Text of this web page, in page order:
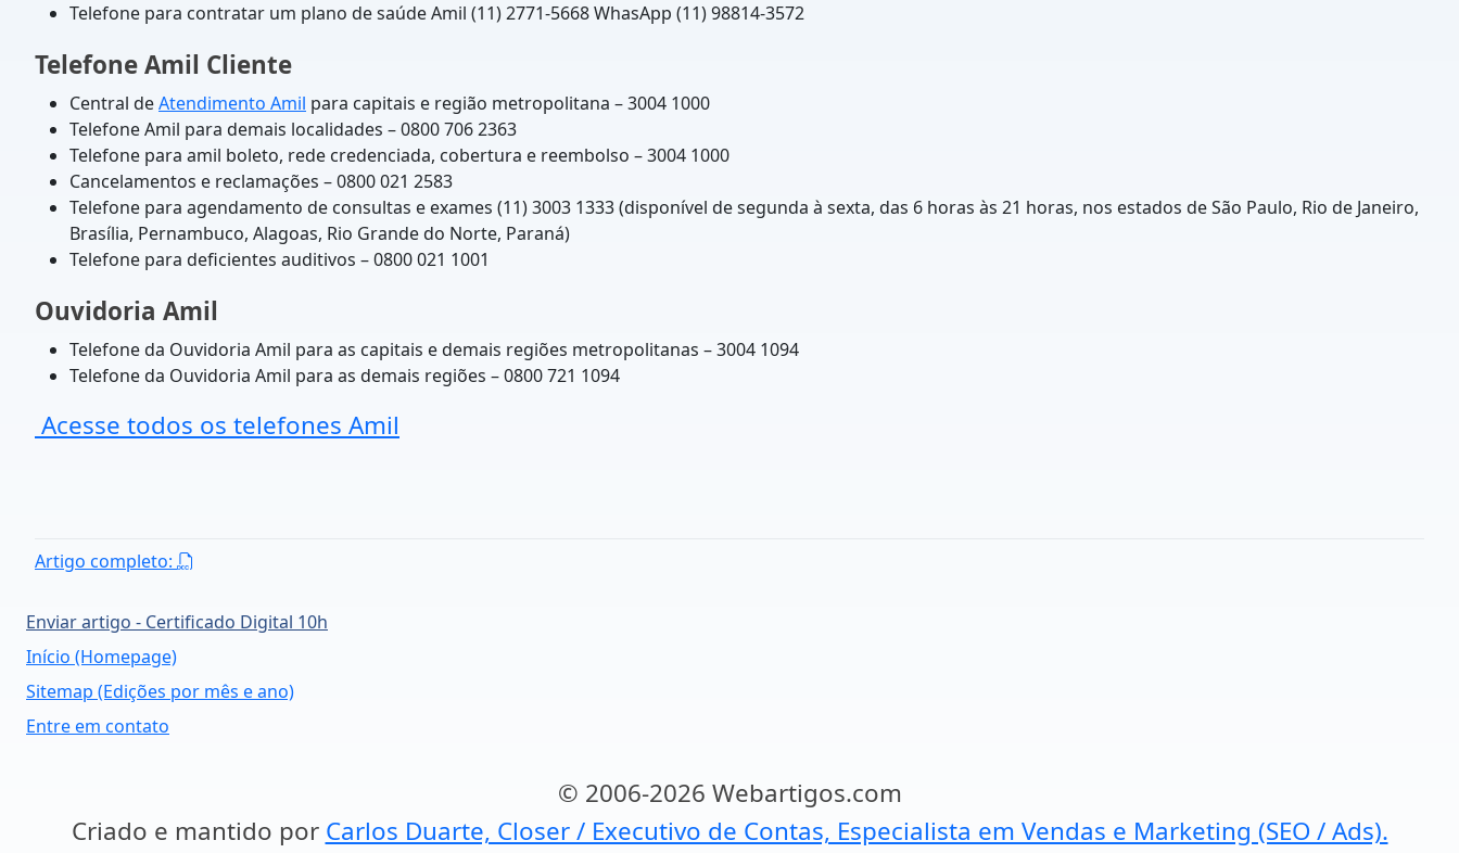
Telefone para contratar um plano de saúde Amil (11) 2771-5668 WhasApp (11) 98814-3572
Telefone Amil Cliente
Central deAtendimento Amil para capitais e região metropolitana – 3004 1000
Telefone Amil para demais localidades – 0800 706 2363
Telefone para amil boleto, rede credenciada, cobertura e reembolso – 3004 1000
Cancelamentos e reclamações – 0800 021 2583
Telefone para agendamento de consultas e exames (11) 3003 1333 (disponível de segunda à sexta, das 6 horas às 21 horas, nos estados de São Paulo, Rio de Janeiro,
Brasília, Pernambuco, Alagoas, Rio Grande do Norte, Paraná)
Telefone para deficientes auditivos – 0800 021 1001
Ouvidoria Amil
Telefone da Ouvidoria Amil para as capitais e demais regiões metropolitanas – 3004 1094
Telefone da Ouvidoria Amil para as demais regiões – 0800 721 1094
Acesse todos os telefones Amil
Artigo completo:
Enviar artigo - Certificado Digital 10h
Início (Homepage)
Sitemap (Edições por mês e ano)
Entre em contato
© 2006-2026 Webartigos.com
Criado e mantido por Carlos Duarte, Closer / Executivo de Contas, Especialista em Vendas e Marketing (SEO / Ads).